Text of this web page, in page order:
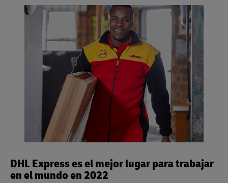
toda la información, o visiteaquí
para centímetros/kilos) y aplica para los servicios Same
Day, Time Definite y Day Definite de DHL Express.
preempacar su envío, pero por favor asegúrese de dejarlo
sin sellar para la inspección.
DHL Express es el mejor lugar para trabajar
en el mundo en 2022